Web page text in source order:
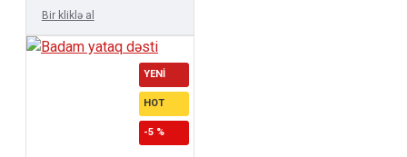
Bir kliklə al
YENI
HOT
-5 %